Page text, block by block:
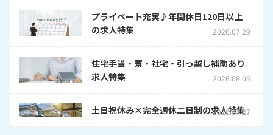
プライベート充実♪年間休日120日以上
の求人特集
2026.07.29
住宅手当・寮・社宅・引っ越し補助あり
求人特集
2026.08.05
土日祝休み×完全週休二日制の求人特集
2026.07.27